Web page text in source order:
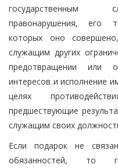
государственным
правонарушения, его
которых оно
служащим других
предотвращении или
интересов и исполнение
целях
предшествующие
служащим своих
Если подарок не
обязанностей, то